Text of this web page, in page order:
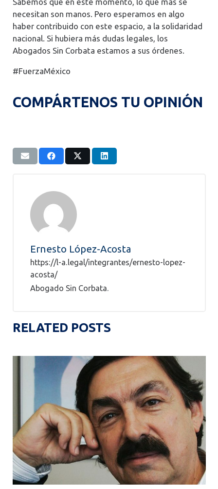
necesitan son manos. Pero esperamos en algo
haber contribuido con este espacio, a la solidaridad
nacional. Si hubiera más dudas legales, los
Abogados Sin Corbata estamos a sus órdenes.
#FuerzaMéxico
COMPÁRTENOS TU OPINIÓN
Ernesto López-Acosta
https://l-a.legal/integrantes/ernesto-lopez-
acosta/
Abogado Sin Corbata.
RELATED POSTS